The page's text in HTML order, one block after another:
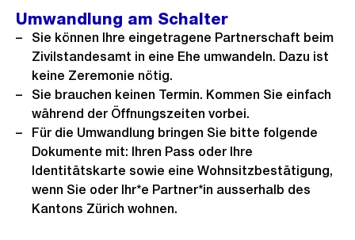
Umwandlung am Schalter
Sie können Ihre eingetragene Partnerschaft beim
Zivilstandesamt in eine Ehe umwandeln. Dazu ist
keine Zeremonie nötig.
Sie brauchen keinen Termin. Kommen Sie einfach
während der Öffnungszeiten vorbei.
Für die Umwandlung bringen Sie bitte folgende
Dokumente mit: Ihren Pass oder Ihre
Identitätskarte sowie eine Wohnsitzbestätigung,
wenn Sie oder Ihr*e Partner*in ausserhalb des
Kantons Zürich wohnen.